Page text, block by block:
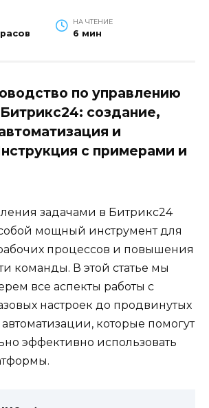
НА ЧТЕНИЕ
6 мин
по управлению
создание,
и
с примерами и
задачами в Битрикс24
мощный инструмент для
процессов и повышения
команды. В этой статье мы
все аспекты работы с
настроек до продвинутых
которые помогут
эффективно использовать